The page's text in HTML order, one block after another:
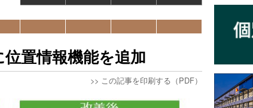
置情報機能を追加
>> この記事を印刷する（PDF）